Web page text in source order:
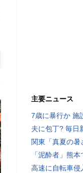
主要ニュース
7歳に暴行か 施
夫に包丁? 毎日
関東「真夏の暑
「泥酔者」熊
高速に自転車侵